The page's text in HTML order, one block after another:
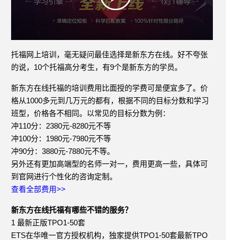
托福网上培训，毫无疑问最佳选择是新东方在线。好不夸张
的说，10个托福高分考生，有9个是新东方的学员。
新东方在线托福的培训费用比面授的学费可是便宜多了。价
格从1000多元到几万元的都有，根据不同的目标分数和学习
班型，价格各不相同。以常见的目标分数为例：
冲110分：2380元-8280元不等
冲100分：1980元-7980元不等
冲90分：3880元-7880元不等。
另外还有更加高端型的名师一对一，费用更高一些，具体可
到官网进行个性化的咨询定制。
查看全部费用>>
新东方在线托福有哪些不错的服务？
1 最新正版TPO1-50套
ETS在华唯一官方授权机构，独家提供TPO1-50套最新TPO